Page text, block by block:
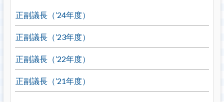
正副議長（’24年度）
正副議長（’23年度）
正副議長（’22年度）
正副議長（’21年度）